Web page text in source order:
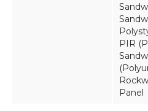
PIR
Panel